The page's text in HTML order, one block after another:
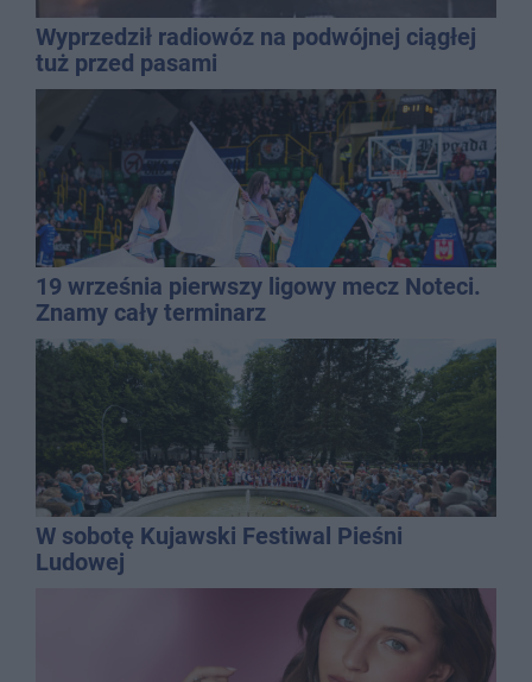
Wyprzedził radiowóz na podwójnej ciągłej
tuż przed pasami
19 września pierwszy ligowy mecz Noteci.
Znamy cały terminarz
W sobotę Kujawski Festiwal Pieśni
Ludowej